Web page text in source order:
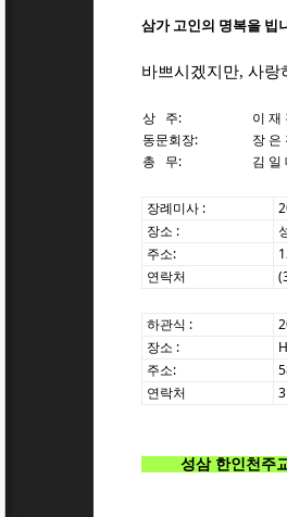
삼가 고인의 명복을 빕
바쁘시겠지만, 사랑
상 주:
이
동문회장:
장
총 무:
김
장례미사 :
장소 :
주소:
연락처
하관식 :
장소 :
주소:
연락처
성삼 한인천주